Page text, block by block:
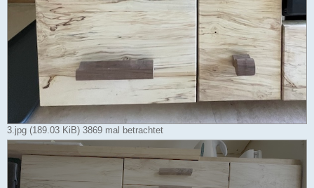
3.jpg (189.03 KiB) 3869 mal betrachtet